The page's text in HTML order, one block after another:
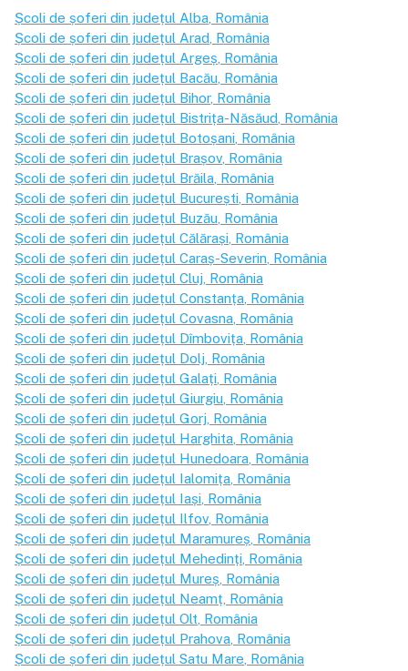
Școli de șoferi din județul Alba , România
Școli de șoferi din județul Arad , România
Școli de șoferi din județul Argeș , România
Școli de șoferi din județul Bacău , România
Școli de șoferi din județul Bihor, România
Școli de șoferi din județul Bistrița-Năsăud , România
Școli de șoferi din județul Botoșani , România
Școli de șoferi din județul Brașov , România
Școli de șoferi din județul Brăila , România
Școli de șoferi din județul București , România
Școli de șoferi din județul Buzău , România
Școli de șoferi din județul Călărași , România
Școli de șoferi din județul Caraș-Severin , România
Școli de șoferi din județul Cluj , România
Școli de șoferi din județul Constanța , România
Școli de șoferi din județul Covasna , România
Școli de șoferi din județul Dîmbovița , România
Școli de șoferi din județul Dolj , România
Școli de șoferi din județul Galați , România
Școli de șoferi din județul Giurgiu , România
Școli de șoferi din județul Gorj , România
Școli de șoferi din județul Harghita , România
Școli de șoferi din județul Hunedoara , România
Școli de șoferi din județul Ialomița , România
Școli de șoferi din județul Iași , România
Școli de șoferi din județul Ilfov , România
Școli de șoferi din județul Maramureș , România
Școli de șoferi din județul Mehedinți , România
Școli de șoferi din județul Mureș , România
Școli de șoferi din județul Neamț , România
Școli de șoferi din județul Olt , România
Școli de șoferi din județul Prahova , România
Școli de șoferi din județul Satu Mare , România